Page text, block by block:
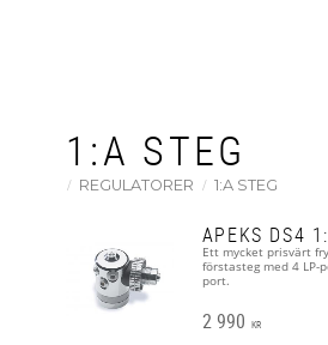
1:A STEG
REGULATORER 1:A STEG
APEKS DS4
Ett mycket prisvärt
förstasteg med 4 LP-
port.
2 990 KR